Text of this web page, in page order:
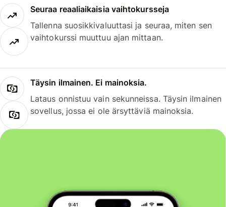
Seuraa reaaliaikaisia vaihtokursseja
Tallenna suosikkivaluuttasi ja seuraa, miten sen
vaihtokurssi muuttuu ajan mittaan.
Täysin ilmainen. Ei mainoksia.
Lataus onnistuu vain sekunneissa. Täysin ilmainen
sovellus, jossa ei ole ärsyttäviä mainoksia.